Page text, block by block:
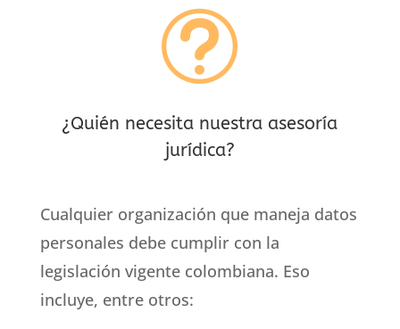
t
¿Quién necesita nuestra asesoría
jurídica?
Cualquier organización que maneja datos
personales debe cumplir con la
legislación vigente colombiana. Eso
incluye, entre otros: